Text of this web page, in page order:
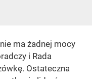
ma żadnej mocy
i Rada
Ostateczna